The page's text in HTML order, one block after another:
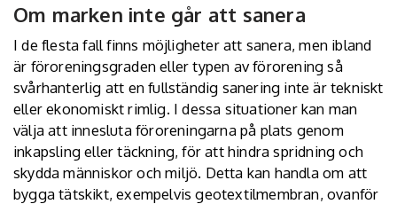
Om marken inte går att sanera
I de flesta fall finns möjligheter att sanera, men ibland
är föroreningsgraden eller typen av förorening så
svårhanterlig att en fullständig sanering inte är tekniskt
eller ekonomiskt rimlig. I dessa situationer kan man
välja att innesluta föroreningarna på plats genom
inkapsling eller täckning, för att hindra spridning och
skydda människor och miljö. Detta kan handla om att
bygga tätskikt, exempelvis geotextilmembran, ovanför